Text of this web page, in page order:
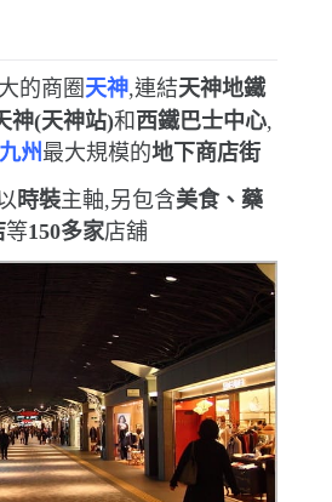
的商圈 天神,連結天神地鐵
神(天神站)和 西鐵巴士中心,
九州最大規模的地下商店街
時裝主軸,另包含美食、藥
等150多家店舖